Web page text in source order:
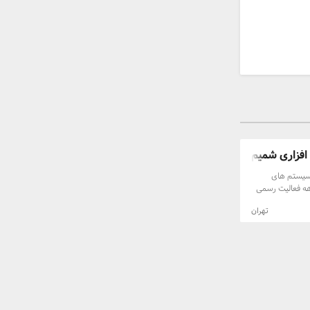
شمیم
های
خانگی و اداری و... با بیش از 3 دهه فعالیت رسمی
یک مرکزتهران